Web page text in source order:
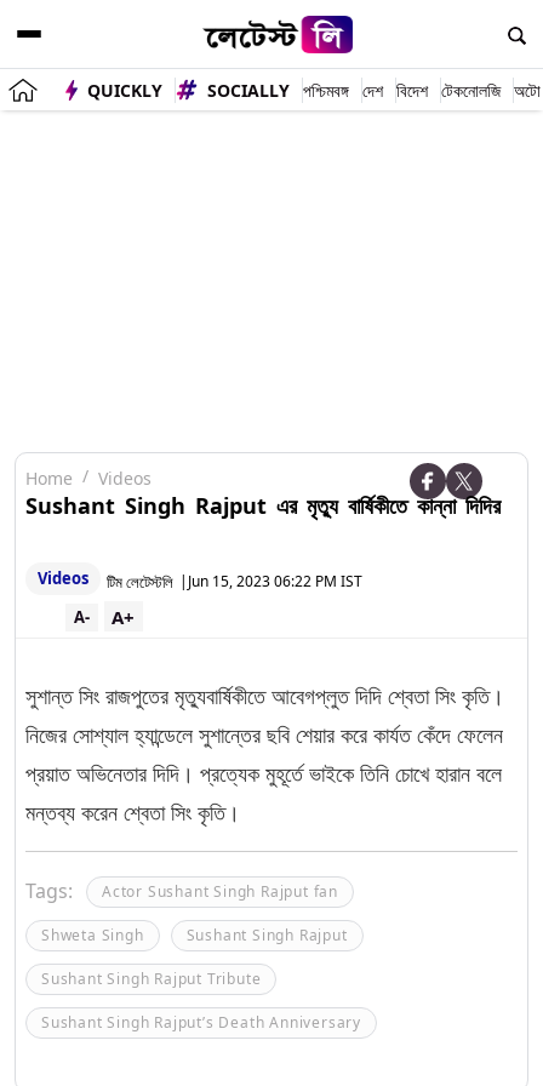
QUICKLY SOCIALLY পশ্চিমবঙ্গ দেশ বিদেশ টেকনোলজি অটো
Home Videos
Sushant Singh Rajput এর মৃত্যু বার্ষিকীতে কান্না দিদির
Videos টিম লেটেস্টলি | Jun 15, 2023 06:22 PM IST
A+
A-
সুশান্ত সিং রাজপুতের মৃত্যুবার্ষিকীতে আবেগপ্লুত দিদি শ্বেতা সিং কৃতি।
নিজের সোশ্যাল হ্যান্ডেলে সুশান্তের ছবি শেয়ার করে কার্যত কেঁদে ফেলেন
প্রয়াত অভিনেতার দিদি। প্রত্যেক মুহূর্তে ভাইকে তিনি চোখে হারান বলে
মন্তব্য করেন শ্বেতা সিং কৃতি।
Tags: Actor Sushant Singh Rajput fan
Shweta Singh Sushant Singh Rajput
Sushant Singh Rajput Tribute
Sushant Singh Rajput’s Death Anniversary